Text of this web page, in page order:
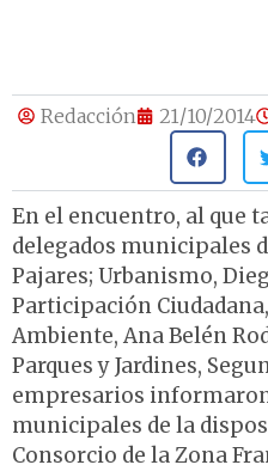
Redacción 21/10/2014
En el encuentro, al que
delegados municipales
Pajares; Urbanismo,
Participación
Ambiente, Ana Belén
Parques y Jardines,
empresarios
municipales de la
Consorcio de la Zona